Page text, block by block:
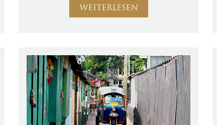
WEITERLESEN